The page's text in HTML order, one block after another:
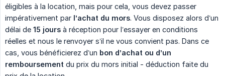
éligibles à la location, mais pour cela, vous devez passer
impérativement par l’achat du mors. Vous disposez alors d’un
délai de 15 jours à réception pour l’essayer en conditions
réelles et nous le renvoyer s’il ne vous convient pas. Dans ce
cas, vous bénéficierez d’un bon d’achat ou d’un
remboursement du prix du mors initial - déduction faite du